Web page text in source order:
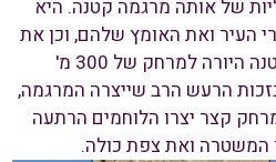
של אותה מרגמה קטנה. היא
ואת האומץ שלהם, וכן את
היכולת, באמצעות מרגמה קטנה היורה למרחק של 300 מ'
הרעש הרב שייצרה המרגמה,
קצר יצרו הלוחמים הרתעה
המשטרה ואת צפת כולה.